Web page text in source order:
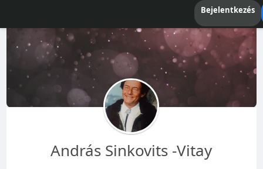
Bejelentkezés
András Sinkovits -Vitay